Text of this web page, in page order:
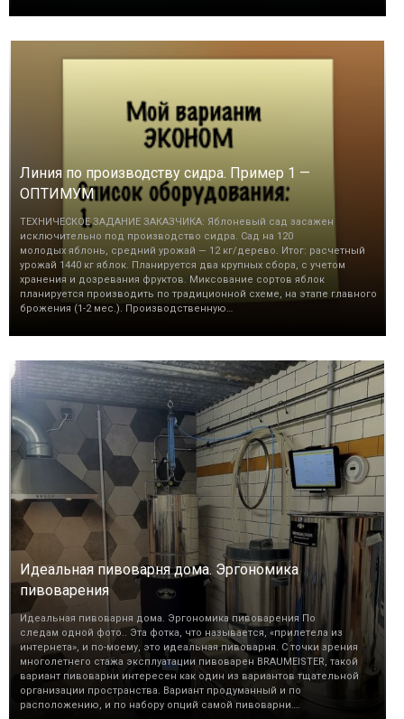
Линия по производству сидра. Пример 1 —
ОПТИМУМ
ТЕХНИЧЕСКОЕ ЗАДАНИЕ ЗАКАЗЧИКА: Яблоневый сад засажен
исключительно под производство сидра. Сад на 120
молодых яблонь, средний урожай — 12 кг/дерево. Итог: расчетный
урожай 1440 кг яблок. Планируется два крупных сбора, с учетом
хранения и дозревания фруктов. Миксование сортов яблок
планируется производить по традиционной схеме, на этапе главного
брожения (1-2 мес.). Производственную…
Идеальная пивоварня дома. Эргономика
пивоварения
Идеальная пивоварня дома. Эргономика пивоварения По
следам одной фото.. Эта фотка, что называется, «прилетела из
интернета», и по-моему, это идеальная пивоварня. С точки зрения
многолетнего стажа эксплуатации пивоварен BRAUMEISTER, такой
вариант пивоварни интересен как один из вариантов тщательной
организации пространства. Вариант продуманный и по
расположению, и по набору опций самой пивоварни….